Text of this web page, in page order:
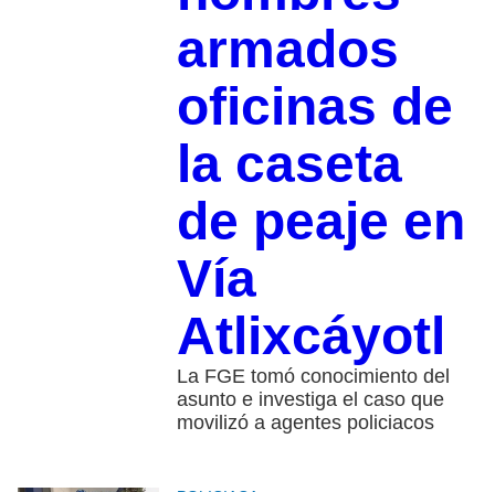
armados
oficinas de
la caseta
de peaje en
Vía
Atlixcáyotl
La FGE tomó conocimiento del
asunto e investiga el caso que
movilizó a agentes policiacos